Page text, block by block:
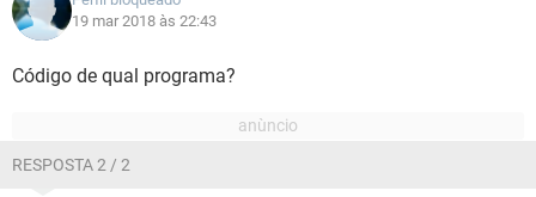
19 mar 2018 às 22:43
Código de qual programa?
RESPOSTA 2 / 2